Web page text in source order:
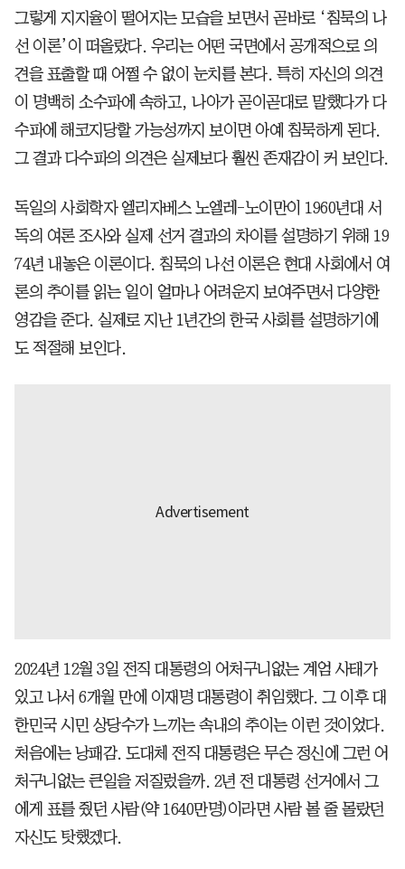
그렇게 지지율이 떨어지는 모습을 보면서 곧바로 ‘침묵의 나
선 이론’이 떠올랐다. 우리는 어떤 국면에서 공개적으로 의
견을 표출할 때 어쩔 수 없이 눈치를 본다. 특히 자신의 의견
이 명백히 소수파에 속하고, 나아가 곧이곧대로 말했다가 다
수파에 해코지당할 가능성까지 보이면 아예 침묵하게 된다.
그 결과 다수파의 의견은 실제보다 훨씬 존재감이 커 보인다.
독일의 사회학자 엘리자베스 노엘레-노이만이 1960년대 서
독의 여론 조사와 실제 선거 결과의 차이를 설명하기 위해 19
74년 내놓은 이론이다. 침묵의 나선 이론은 현대 사회에서 여
론의 추이를 읽는 일이 얼마나 어려운지 보여주면서 다양한
영감을 준다. 실제로 지난 1년간의 한국 사회를 설명하기에
도 적절해 보인다.
2024년 12월 3일 전직 대통령의 어처구니없는 계엄 사태가
있고 나서 6개월 만에 이재명 대통령이 취임했다. 그 이후 대
한민국 시민 상당수가 느끼는 속내의 추이는 이런 것이었다.
처음에는 낭패감. 도대체 전직 대통령은 무슨 정신에 그런 어
처구니없는 큰일을 저질렀을까. 2년 전 대통령 선거에서 그
에게 표를 줬던 사람(약 1640만명)이라면 사람 볼 줄 몰랐던
자신도 탓했겠다.